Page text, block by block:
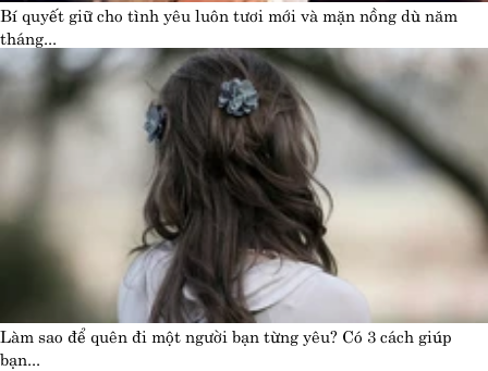
Bí quyết giữ cho tình yêu luôn tươi mới và mặn nồng dù năm
tháng...
Làm sao để quên đi một người bạn từng yêu? Có 3 cách giúp
bạn...